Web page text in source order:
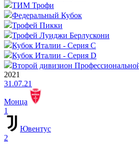
ТИМ Трофи
Федеральный Кубок
Трофей Пикки
Трофей Луиджи Берлускони
Кубок Италии - Серия C
Кубок Италии - Серия D
Второй дивизион
2021
31.07.21
Монца
1
Ювентус
2